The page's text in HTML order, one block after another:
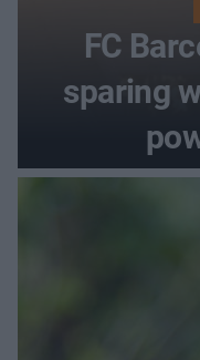
FC
sparing